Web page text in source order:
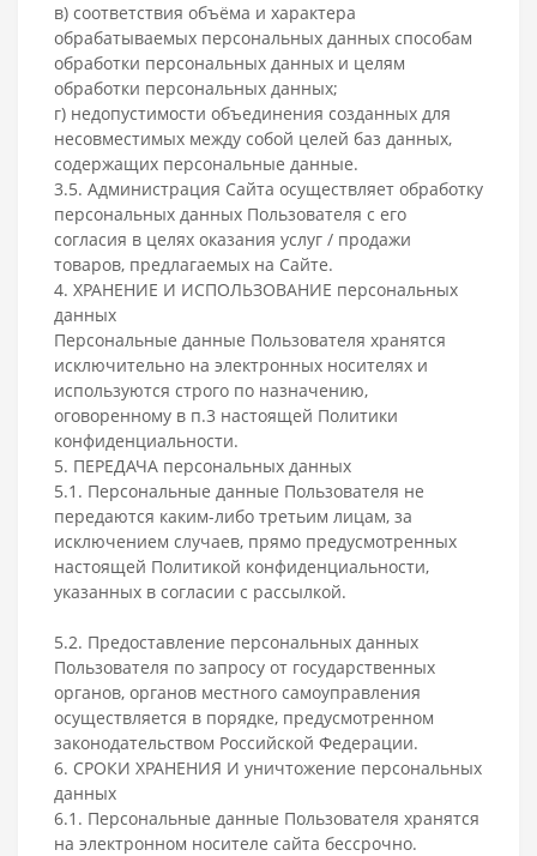
в) соответствия объёма и характера
обрабатываемых персональных данных способам
обработки персональных данных и целям
обработки персональных данных;
г) недопустимости объединения созданных для
несовместимых между собой целей баз данных,
содержащих персональные данные.
3.5. Администрация Сайта осуществляет обработку
персональных данных Пользователя с его
согласия в целях оказания услуг / продажи
товаров, предлагаемых на Сайте.
4. ХРАНЕНИЕ И ИСПОЛЬЗОВАНИЕ персональных
данных
Персональные данные Пользователя хранятся
исключительно на электронных носителях и
используются строго по назначению,
оговоренному в п.3 настоящей Политики
конфиденциальности.
5. ПЕРЕДАЧА персональных данных
5.1. Персональные данные Пользователя не
передаются каким-либо третьим лицам, за
исключением случаев, прямо предусмотренных
настоящей Политикой конфиденциальности,
указанных в согласии с рассылкой.
5.2. Предоставление персональных данных
Пользователя по запросу от государственных
органов, органов местного самоуправления
осуществляется в порядке, предусмотренном
законодательством Российской Федерации.
6. СРОКИ ХРАНЕНИЯ И уничтожение персональных
данных
6.1. Персональные данные Пользователя хранятся
на электронном носителе сайта бессрочно.